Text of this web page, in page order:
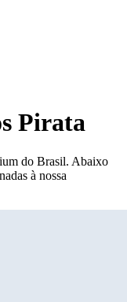
Pirata
do Brasil. Abaixo
à nossa